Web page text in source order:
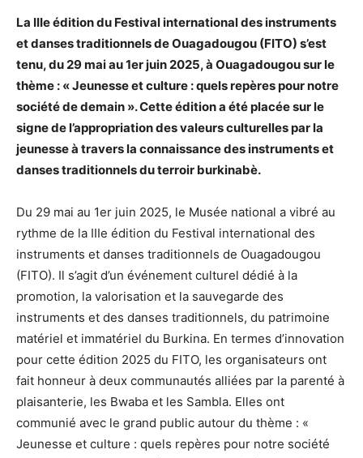
La IIIe édition du Festival international des instruments
et danses traditionnels de Ouagadougou (FITO) s’est
tenu, du 29 mai au 1er juin 2025, à Ouagadougou sur le
thème : « Jeunesse et culture : quels repères pour notre
société de demain ». Cette édition a été placée sur le
signe de l’appropriation des valeurs culturelles par la
jeunesse à travers la connaissance des instruments et
danses traditionnels du terroir burkinabè.
Du 29 mai au 1er juin 2025, le Musée national a vibré au
rythme de la IIIe édition du Festival international des
instruments et danses traditionnels de Ouagadougou
(FITO). Il s’agit d’un événement culturel dédié à la
promotion, la valorisation et la sauvegarde des
instruments et des danses traditionnels, du patrimoine
matériel et immatériel du Burkina. En termes d’innovation
pour cette édition 2025 du FITO, les organisateurs ont
fait honneur à deux communautés alliées par la parenté à
plaisanterie, les Bwaba et les Sambla. Elles ont
communié avec le grand public autour du thème : «
Jeunesse et culture : quels repères pour notre société